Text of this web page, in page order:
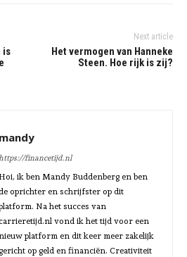
is
Next article
Het vermogen van Hanneke
Steen. Hoe rijk is zij?
mandy
financetijd.nl
Hoi, ik ben Mandy Buddenberg en ben
de oprichter en schrijfster op dit
Na het succes van
carrieretijd.nl vond ik het tijd voor een
nieuw platform en dit keer meer zakelijk
gericht op geld en financiën. Creativiteit